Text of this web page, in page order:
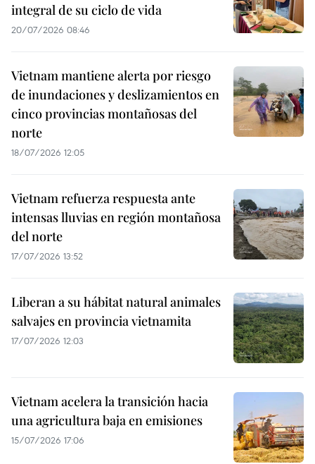
integral de su ciclo de vida
20/07/2026 08:46
Vietnam mantiene alerta por riesgo
de inundaciones y deslizamientos en
cinco provincias montañosas del
norte
18/07/2026 12:05
Vietnam refuerza respuesta ante
intensas lluvias en región montañosa
del norte
17/07/2026 13:52
Liberan a su hábitat natural animales
salvajes en provincia vietnamita
17/07/2026 12:03
Vietnam acelera la transición hacia
una agricultura baja en emisiones
15/07/2026 17:06